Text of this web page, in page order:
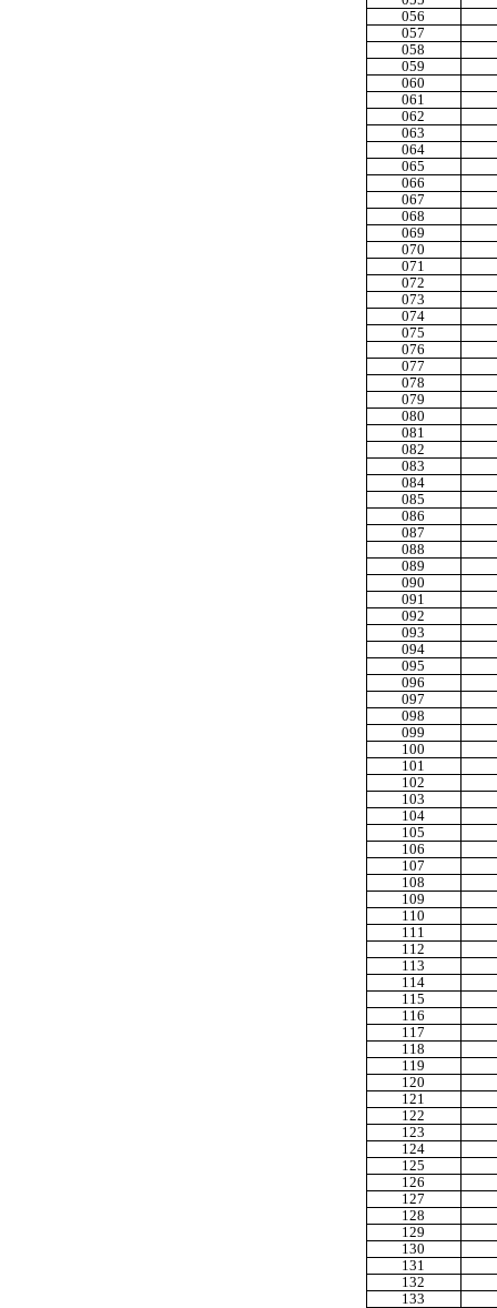
056
057
058
059
060
061
062
063
064
065
066
067
068
069
070
071
072
073
074
075
076
077
078
079
080
081
082
083
084
085
086
087
088
089
090
091
092
093
094
095
096
097
098
099
100
101
102
103
104
105
106
107
108
109
110
111
112
113
114
115
116
117
118
119
120
121
122
123
124
125
126
127
128
129
130
131
132
133